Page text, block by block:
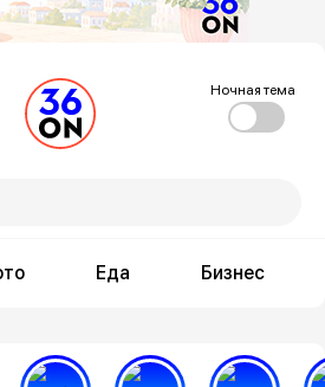
Ночная тема
Еда Бизнес